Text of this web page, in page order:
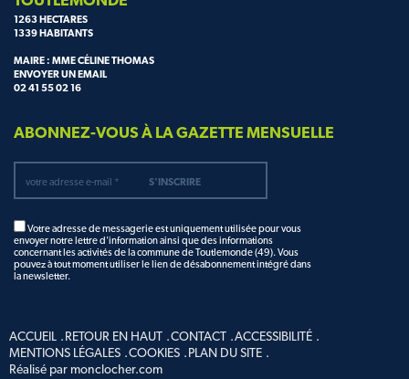
1263 HECTARES
1339 HABITANTS
MAIRE : MME CÉLINE THOMAS
ENVOYER UN EMAIL
02 41 55 02 16
ABONNEZ-VOUS À LA GAZETTE MENSUELLE
Votre adresse de messagerie est uniquement utilisée pour vous
envoyer notre lettre d'information ainsi que des informations
concernant les activités de la commune de Toutlemonde (49). Vous
pouvez à tout moment utiliser le lien de désabonnement intégré dans
la newsletter.
ACCUEIL RETOUR EN HAUT CONTACT ACCESSIBILITÉ
MENTIONS LÉGALES COOKIES
PLAN DU SITE
Réalisé par monclocher.com